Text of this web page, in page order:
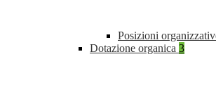
Posizioni
Dotazione organica 3